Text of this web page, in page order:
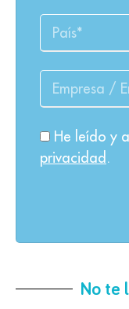
He leído y
privacidad .
No te